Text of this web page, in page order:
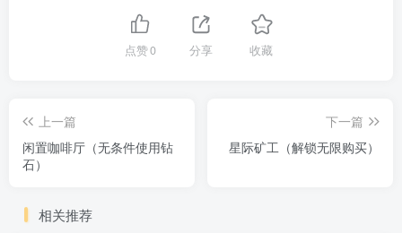
点赞0 分享 收藏
上一篇
闲置咖啡厅（无条件使用钻
石）
下一篇
星际矿工（解锁无限购买）
相关推荐